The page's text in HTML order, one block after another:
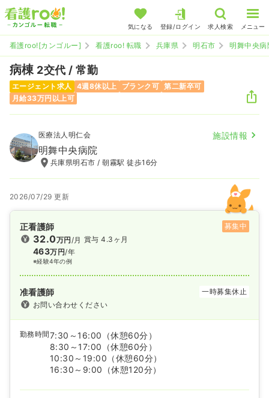
気になる 登録/ログイン 求人検索 メニュー
看護roo![カンゴルー] 看護roo! 転職 兵庫県 明石市 明舞中央病
病棟 2交代 / 常勤
エージェント求人 4週8休以上 ブランク可 第二新卒可
月給33万円以上可
医療法人明仁会 施設情報
明舞中央病院
兵庫県明石市 / 朝霧駅 徒歩16分
2026/07/29 更新
正看護師 募集中
32.0万円/月
463万円/年
※経験4年の例
賞与 4.3ヶ月
准看護師
一時募集休止
お問い合わせください
勤務時間7:30～16:00
（休憩60分）
8:30～17:00
（休憩60分）
10:30～19:00 （休憩60分）
16:30～9:00
（休憩120分）